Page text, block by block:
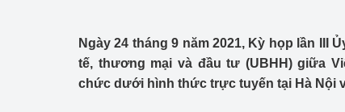
Công Thương -
Ngày 24 tháng 9 năm 2021, Kỳ họp lần III
tế, thương mại và đầu tư (UBHH) giữa
chức dưới hình thức trực tuyến tại Hà Nội